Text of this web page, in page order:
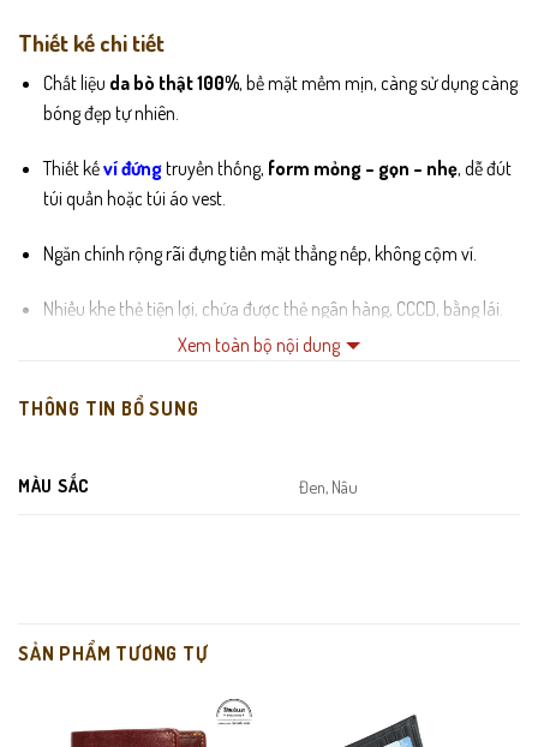
Thiết kế chi tiết
Chất liệu da bò thật 100%, bề mặt mềm mịn, càng sử dụng càng
bóng đẹp tự nhiên.
Thiết kếví đứngtruyền thống, form mỏng – gọn – nhẹ, dễ đút
túi quần hoặc túi áo vest.
Ngăn chính rộng rãi đựng tiền mặt thẳng nếp, không cộm ví.
Nhiều khe thẻ tiện lợi, chứa được thẻ ngân hàng, CCCD, bằng lái.
để ảnh hoặc giấy tờ tùy thân.
Đường may đều, chỉ chắc chắn, mép ví được bo gọn tăng độ bền.
Xem toàn bộ nội dung
THÔNG TIN BỔ SUNG
MÀU SẮC Đen, Nâu
SẢN PHẨM TƯƠNG TỰ